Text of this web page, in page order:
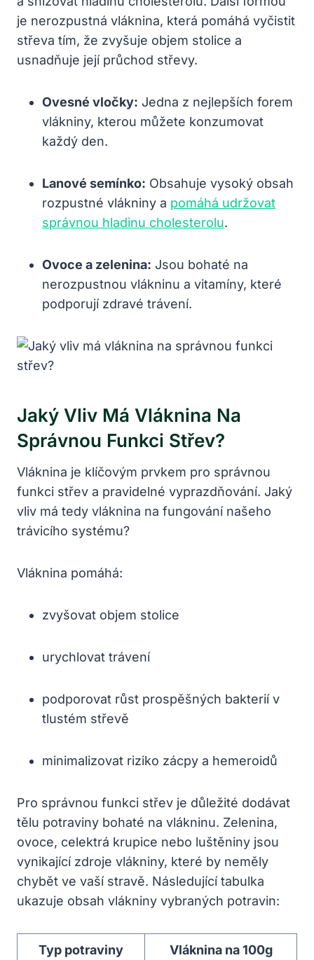
je nerozpustná vláknina, která pomáhá vyčistit
střeva tím, že zvyšuje objem stolice a
usnadňuje její průchod střevy.
Ovesné vločky: Jedna z nejlepších forem
vlákniny, kterou můžete konzumovat
každý den.
Lanové semínko: Obsahuje vysoký obsah
rozpustné vlákniny a pomáhá udržovat
správnou hladinu cholesterolu.
Ovoce a zelenina: Jsou bohaté na
nerozpustnou vlákninu a vitamíny, které
podporují zdravé trávení.
Jaký Vliv Má Vláknina Na
Správnou Funkci Střev?
Vláknina je klíčovým prvkem pro správnou
funkci střev a pravidelné vyprazdňování. Jaký
vliv má tedy vláknina na fungování našeho
trávicího systému?
Vláknina pomáhá:
zvyšovat objem stolice
urychlovat trávení
podporovat růst prospěšných bakterií v
tlustém střevě
minimalizovat riziko zácpy a hemeroidů
Pro správnou funkci střev je důležité dodávat
tělu potraviny bohaté na vlákninu. Zelenina,
ovoce, celektrá krupice nebo luštěniny jsou
vynikající zdroje vlákniny, které by neměly
chybět ve vaší stravě. Následující tabulka
ukazuje obsah vlákniny vybraných potravin:
Typ potraviny Vláknina na 100g